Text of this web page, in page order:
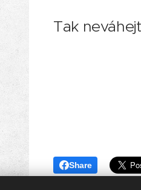
Tak
Share